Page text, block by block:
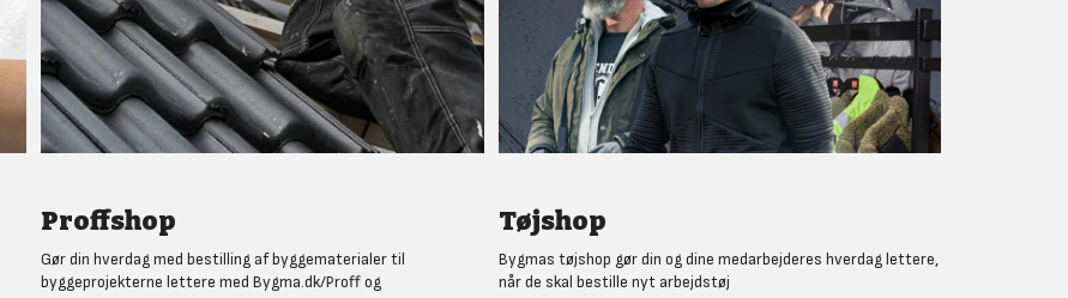
Proffshop
Gør din hverdag med bestilling af byggematerialer til
byggeprojekterne lettere med Bygma.dk/Proff og
Tøjshop
Bygmas tøjshop gør din og dine medarbejderes hverdag lettere,
når de skal bestille nyt arbejdstøj